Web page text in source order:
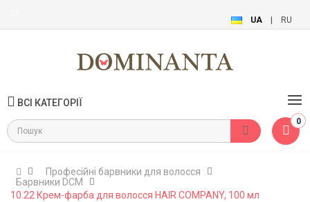
UA RU
ВСІ КАТЕГОРІЇ
0
Професійні барвники для волосся
Барвники DCM
10.22 Крем-фарба для волосся HAIR COMPANY, 100 мл